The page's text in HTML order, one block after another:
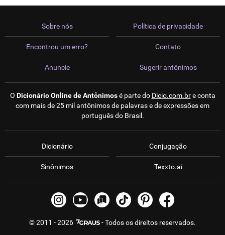
Sobre nós
Encontrou um erro?
Anuncie
Política de privacidade
Contato
Sugerir antônimos
O Dicionário Online de Antônimosé parte do Dicio.com.bre conta
com mais de 25 mil antônimos de palavras e de expressões em
português do Brasil.
Dicionário
Sinônimos
Conjugação
Texxto.ai
© 2011 - 2026 - Todos os direitos reservados.